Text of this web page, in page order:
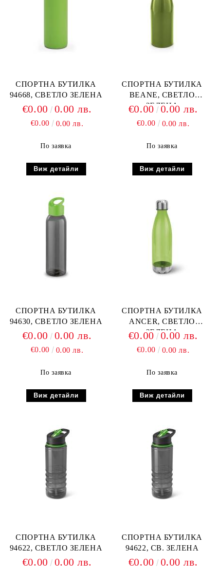
СПОРТНА БУТИЛКА
94668, СВЕТЛО ЗЕЛЕНА
€0.00 0.00 лв.
€0.00 0.00 лв.
По заявка
Виж детайли
СПОРТНА БУТИЛКА
BEANE, СВЕТЛО
ЗЕЛЕНА
€0.00 0.00 лв.
€0.00 0.00 лв.
По заявка
Виж детайли
СПОРТНА БУТИЛКА
94630, СВЕТЛО ЗЕЛЕНА
€0.00 0.00 лв.
€0.00 0.00 лв.
По заявка
Виж детайли
СПОРТНА БУТИЛКА
ANCER, СВЕТЛО
ЗЕЛЕНА
€0.00 0.00 лв.
€0.00 0.00 лв.
По заявка
Виж детайли
СПОРТНА БУТИЛКА
94622, СВЕТЛО ЗЕЛЕНА
€0.00 0.00 лв.
СПОРТНА БУТИЛКА
94622, СВ. ЗЕЛЕНА
€0.00 0.00 лв.